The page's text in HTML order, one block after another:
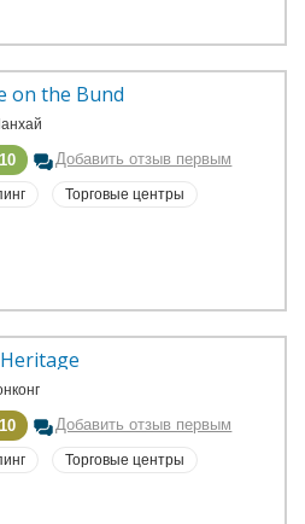
on the Bund
Добавить отзыв первым
Торговые центры
Добавить отзыв первым
Торговые центры